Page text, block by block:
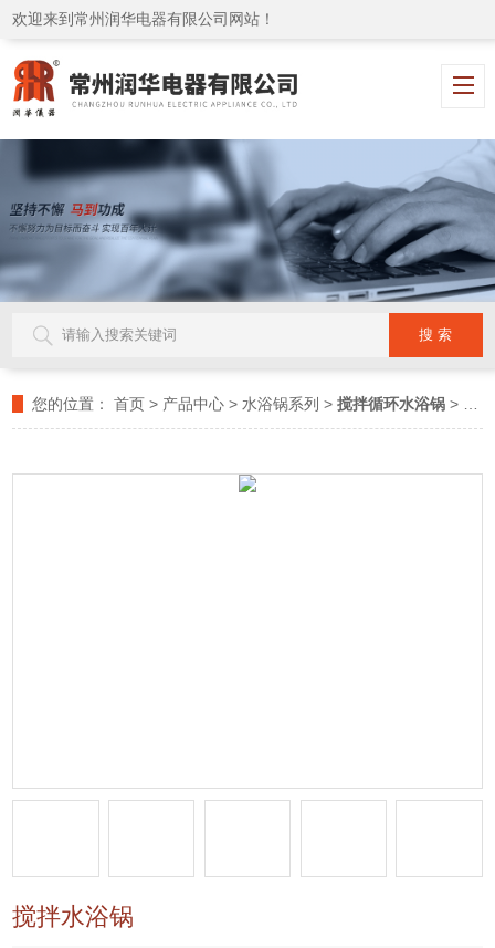
欢迎来到常州润华电器有限公司网站！
您的位置： 首页 > 产品中心 > 水浴锅系列 >搅拌循环水浴锅 > YSJ-2A搅拌水浴锅
搅拌水浴锅